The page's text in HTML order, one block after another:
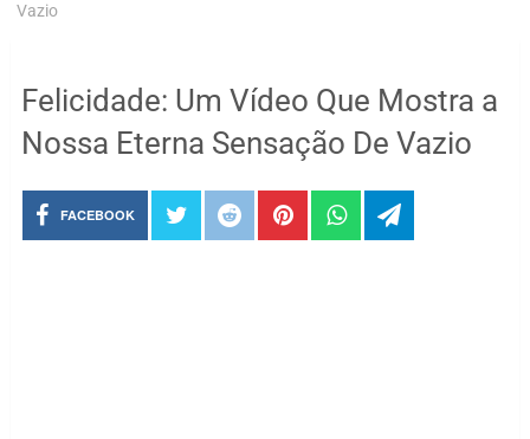
Vazio
Felicidade: Um Vídeo Que Mostra a
Nossa Eterna Sensação De Vazio
FACEBOOK